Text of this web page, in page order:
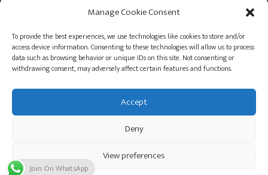
Manage Cookie Consent
To provide the best experiences, we use technologies like cookies to store and/or
access device information. Consenting to these technologies will allow us to process
data such as browsing behavior or unique IDs on this site. Not consenting or
withdrawing consent, may adversely affect certain features and functions.
Accept
Deny
View preferences
आमच्या विषयी
संपर्क
© 2023 .
Join On WhatsApp